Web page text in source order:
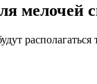
мелочей